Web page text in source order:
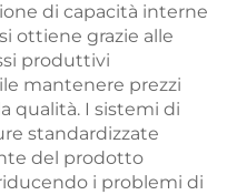
di capacità interne
ottiene grazie alle
produttivi
mantenere prezzi
qualità. I sistemi di
standardizzate
del prodotto
i problemi di